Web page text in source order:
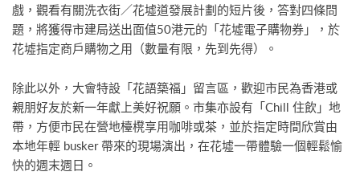
戲，觀看有關洗衣街／花墟道發展計劃的短片後，答對四條問
題，將獲得市建局送出面值50港元的「花墟電子購物券」，於
花墟指定商戶購物之用（數量有限，先到先得）。
除此以外，大會特設「花語築福」留言區，歡迎市民為香港或
親朋好友於新一年獻上美好祝願。市集亦設有「Chill 住飲」地
帶，方便市民在營地檯櫈享用咖啡或茶，並於指定時間欣賞由
本地年輕 busker 帶來的現場演出，在花墟一帶體驗一個輕鬆愉
快的週末週日。